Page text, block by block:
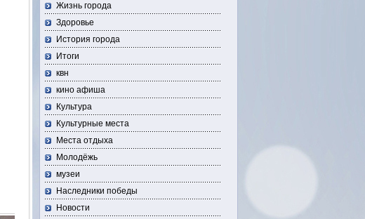
Жизнь города
Здоровье
История города
Итоги
квн
кино афиша
Культура
Культурные места
Места отдыха
Молодёжь
музеи
Наследники победы
Новости